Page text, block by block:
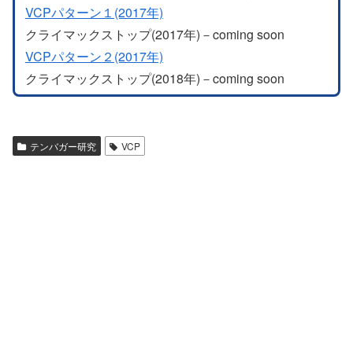
VCPパターン１(2017年)
クライマックストップ(2017年)－coming soon
VCPパターン２(2017年)
クライマックストップ(2018年)－coming soon
テンバガー研究 VCP